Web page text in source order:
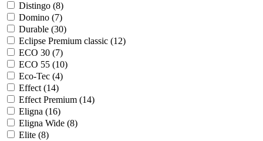
Distingo (8)
Domino (7)
Durable (30)
Eclipse Premium classic (12)
ECO 30 (7)
ECO 55 (10)
Eco-Tec (4)
Effect (14)
Effect Premium (14)
Eligna (16)
Eligna Wide (8)
Elite (8)